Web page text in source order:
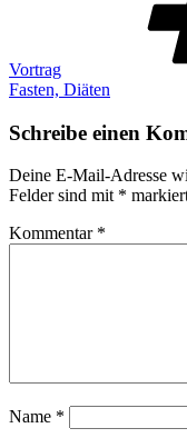
Vortrag
Fasten, Diäten
Schreibe einen
Deine E-Mail-Adresse
Felder sind mit *
Kommentar *
Name *